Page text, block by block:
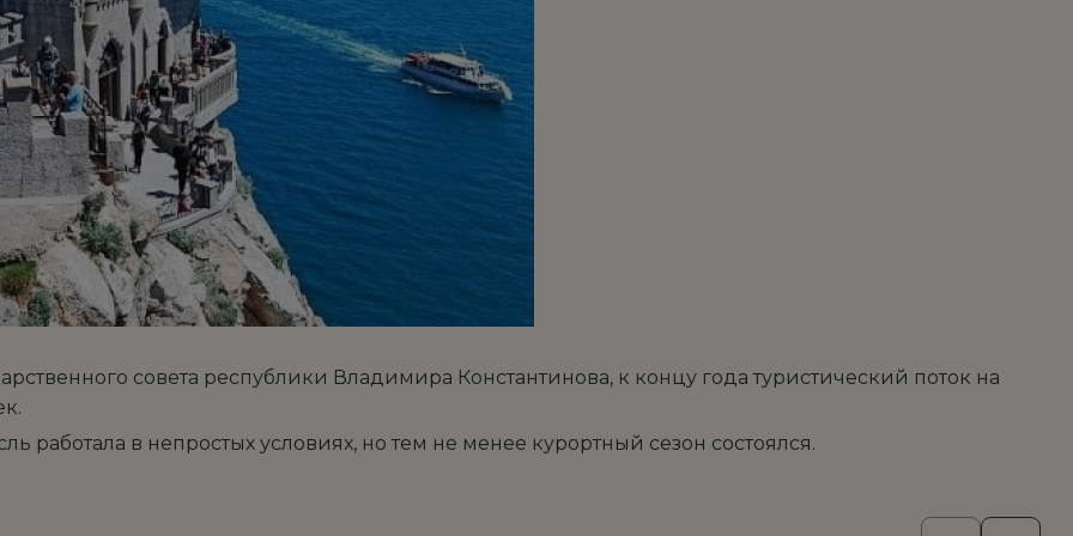
совета республики Владимира Константинова, к концу года туристический поток на
работала в непростых условиях, но тем не менее курортный сезон состоялся.